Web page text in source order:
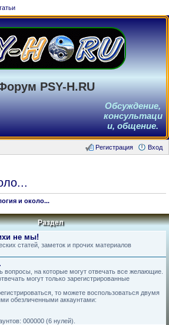
PSY-H.RU
Обсуждение,
консультаци
и, общение.
Вход
Регистрация
и около...
Раздел
не мы!
статей, заметок и прочих материалов
вопросы, на которые могут отвечать все желающие.
могут только зарегистрированные
то можете воспользоваться двумя
обезличенными аккаунтами:
000000 (6 нулей).